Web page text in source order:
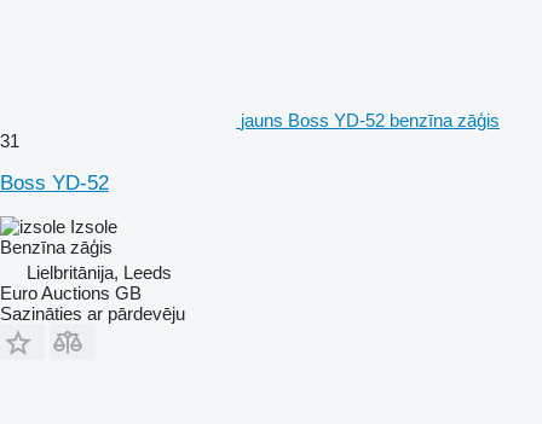
jauns Boss YD-52 benzīna zāģis
31
Boss YD-52
Izsole
Benzīna zāģis
Lielbritānija, Leeds
Euro Auctions GB
Sazināties ar pārdevēju